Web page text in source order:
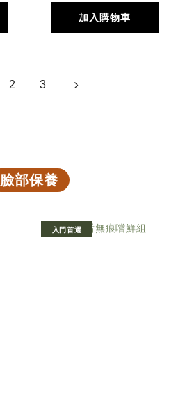
加入購物車
2 3
臉部保養
入門首選